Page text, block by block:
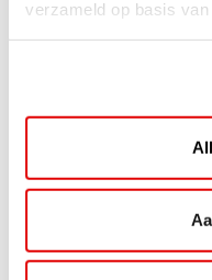
verzameld op basis